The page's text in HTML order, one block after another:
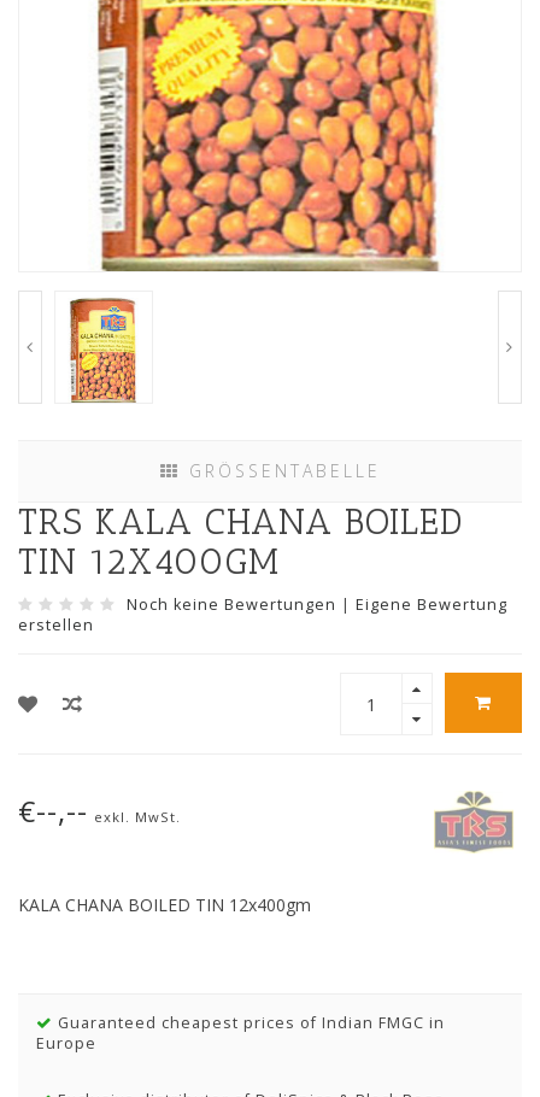
GRÖSSENTABELLE
TRS KALA CHANA BOILED
TIN 12X400GM
Noch keine Bewertungen | Eigene Bewertung
erstellen
€--,-- exkl. MwSt.
KALA CHANA BOILED TIN 12x400gm
Guaranteed cheapest prices of Indian FMGC in
Europe